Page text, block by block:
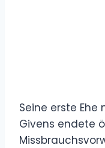
Seine erste Ehe
Givens endete